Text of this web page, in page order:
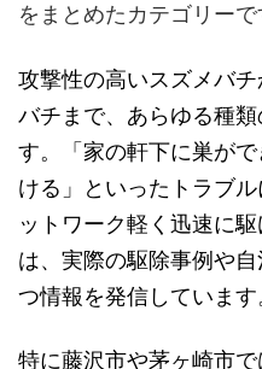
をまとめたカテゴリーで
攻撃性の高いスズメバ
バチまで、あらゆる種
す。「家の軒下に巣が
ける」といったトラブ
ットワーク軽く迅速に
は、実際の駆除事例や
つ情報を発信しています
特に藤沢市や茅ヶ崎市